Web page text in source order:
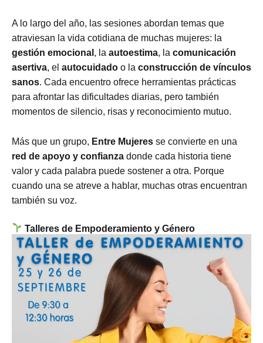
A lo largo del año, las sesiones abordan temas que
atraviesan la vida cotidiana de muchas mujeres: la
gestión emocional , la autoestima, la comunicación
asertiva, el autocuidado o la construcción de vínculos
sanos. Cada encuentro ofrece herramientas prácticas
para afrontar las dificultades diarias, pero también
momentos de silencio, risas y reconocimiento mutuo.
Más que un grupo, Entre Mujeres se convierte en una
red de apoyo y confianza donde cada historia tiene
valor y cada palabra puede sostener a otra. Porque
cuando una se atreve a hablar, muchas otras encuentran
también su voz.
Talleres de Empoderamiento y Género